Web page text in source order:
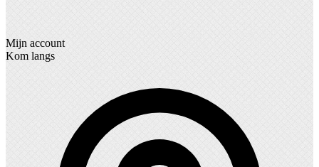
Mijn account
Kom langs